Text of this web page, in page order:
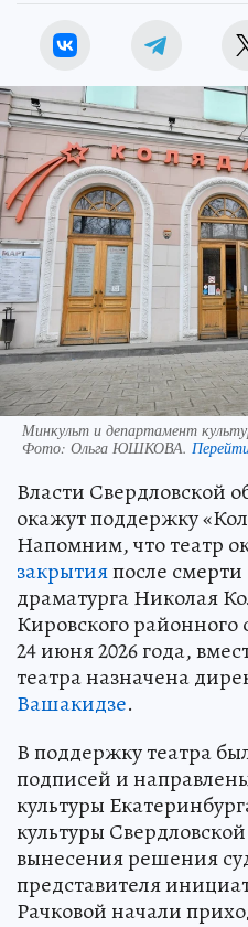
Минкульт и департамент
Фото: Ольга ЮШКОВА.
Власти Свердловской
окажут поддержку
Напомним, что театр
закрытияпосле смерти
драматурга Николая
Кировского районного
24 июня 2026 года,
театра назначена
Вашакидзе.
В поддержку театра
подписей и
культуры
культуры
вынесения решения
представителя
Рачковой начали